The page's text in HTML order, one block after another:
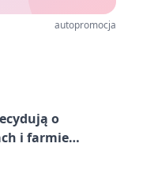
autopromocja
o
i farmie